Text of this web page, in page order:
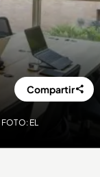
EL
Compartir